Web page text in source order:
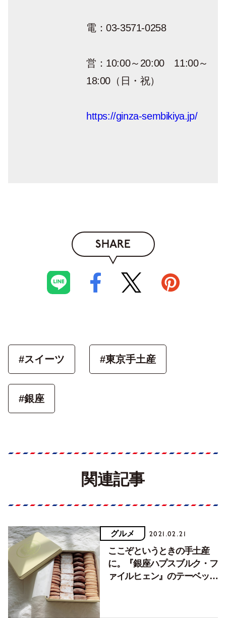
電：03-3571-0258
営：10:00～20:00 11:00～
18:00（日・祝）
https://ginza-sembikiya.jp/
SHARE
#スイーツ #東京手土産
#銀座
関連記事
グルメ 2021.02.21
ここぞというときの手土産
に。『銀座ハプスブルク・フ
ァイルヒェン』のテーベッカ